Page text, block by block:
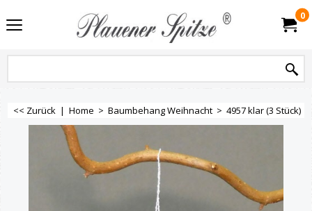
0
<< Zurück | Home > Baumbehang Weihnacht > 4957 klar (3 Stück)